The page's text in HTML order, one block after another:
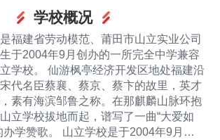
学校概况
福建省劳动模范、莆田市山立实业公司
于2004年9月创办的一所完全中学兼容
开发区地处福建沿
代名臣蔡襄、蔡京、蔡卞的故里，英才
素有海滨邹鲁之称。在那麒麟山脉环抱
立学校拔地而起，谱写了一曲“大爱如
学校是于2004年9月创